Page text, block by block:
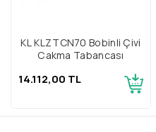
KL KLZTCN70 Bobinli Çivi
Çakma Tabancası
14.112,00 TL